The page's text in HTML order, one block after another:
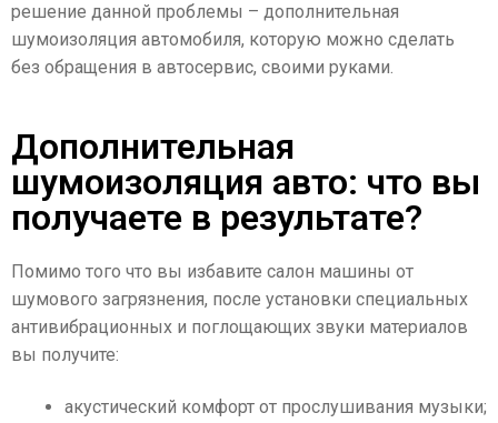
решение данной проблемы – дополнительная
шумоизоляция автомобиля, которую можно сделать
без обращения в автосервис, своими руками.
Дополнительная
шумоизоляция авто: что вы
получаете в результате?
Помимо того что вы избавите салон машины от
шумового загрязнения, после установки специальных
антивибрационных и поглощающих звуки материалов
вы получите:
акустический комфорт от прослушивания музыки;